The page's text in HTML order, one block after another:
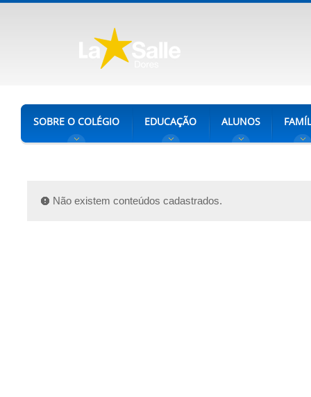
SOBRE O COLÉGIO EDUCAÇÃO ALUNOS
Não existem conteúdos cadastrados.